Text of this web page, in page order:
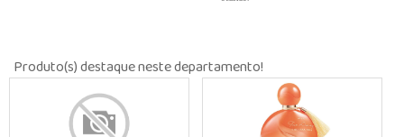
Produto(s) destaque neste departamento!